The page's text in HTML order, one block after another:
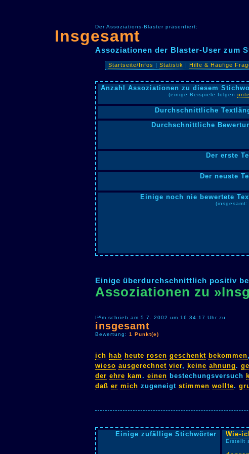
Der Assoziations-Blaster präsentiert:
Insgesamt
Assoziationen der Blaster-User zum
Startseite/Infos Statistik Hilfe & Häufige
Anzahl Assoziationen zu diesem
(einige Beispiele folgen
Durchschnittliche
Durchschnittliche
Der erste
Der neuste
Einige noch nie bewertete
(insgesamt:
Einige überdurchschnittlich positiv
Assoziationen zu
I¹ºm schrieb am 5.7. 2002 um 16:34:17 Uhr zu
insgesamt
Bewertung: 1 Punkt(e)
ich hab heute rosen geschenkt bekommen,
wieso ausgerechnet vier, keine ahnung.
der ehre kam. einen bestechungsversuch
daß er mich zugeneigt stimmen wollte.
Einige zufällige Stichwörter Wie-
Erstellt